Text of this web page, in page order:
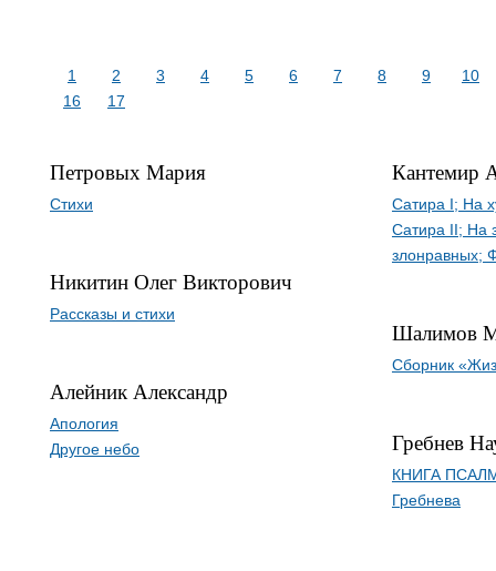
1 2 3 4 5 6 7 8 9
10
16
17
Петровых Мария
Стихи
Никитин Олег Викторович
Рассказы и стихи
Алейник Александр
Апология
Другое небо
Кантемир
Сатира I; На
Сатира II; На
злонравных;
Шалимов
Сборник
Гребнев
КНИГА
Гребнева